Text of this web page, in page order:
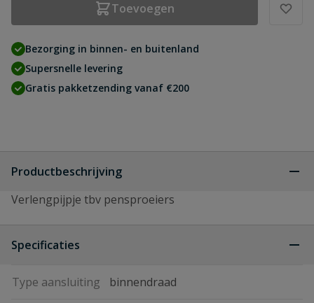
Toevoegen
Bezorging in binnen- en buitenland
Supersnelle levering
Gratis pakketzending vanaf €200
Productbeschrijving
Verlengpijpje tbv pensproeiers
Specificaties
Type aansluiting binnendraad